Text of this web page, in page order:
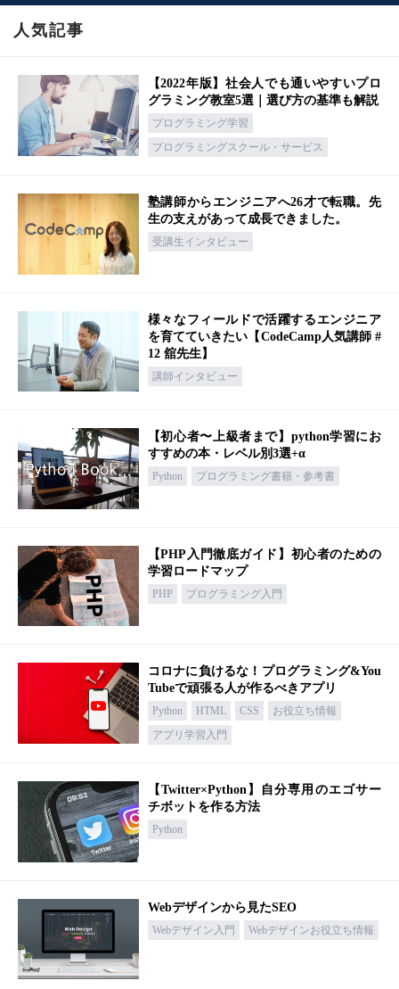
人気記事
【2022年版】社会人でも通いやすいプロ
グラミング教室5選｜選び方の基準も解説
プログラミング学習
プログラミングスクール・サービス
塾講師からエンジニアへ26才で転職。先
生の支えがあって成長できました。
受講生インタビュー
様々なフィールドで活躍するエンジニア
を育てていきたい【CodeCamp人気講師 #
12 舘先生】
講師インタビュー
【初心者〜上級者まで】python学習にお
すすめの本・レベル別3選+α
Python プログラミング書籍・参考書
【PHP入門徹底ガイド】初心者のための
学習ロードマップ
PHP プログラミング入門
コロナに負けるな！プログラミング&You
Tubeで頑張る人が作るべきアプリ
Python HTML CSS
お役立ち情報
アプリ学習入門
【Twitter×Python】自分専用のエゴサー
チボットを作る方法
Python
Webデザインから見たSEO
Webデザイン入門 Webデザインお役立ち情報